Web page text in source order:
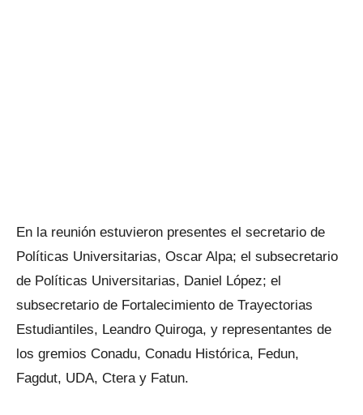
En la reunión estuvieron presentes el secretario de
Políticas Universitarias, Oscar Alpa; el subsecretario
de Políticas Universitarias, Daniel López; el
subsecretario de Fortalecimiento de Trayectorias
Estudiantiles, Leandro Quiroga, y representantes de
los gremios Conadu, Conadu Histórica, Fedun,
Fagdut, UDA, Ctera y Fatun.